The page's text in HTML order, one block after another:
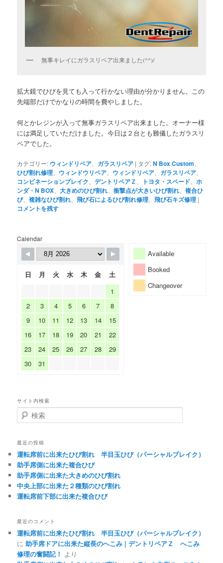
無事キレイにガラスリペア出来ました(^^)/
拡大鏡でひびを見ても入って行かない理由が分かりません。この
先端部だけでかなりの時間を費やしました。
何とかレジンが入って無事ガラスリペア出来ました。オーナー様
には満足していただけました。今日は２台とも難儀したガラスリ
ペアでした。
カテゴリー: ウィンドリペア ガラスリペア | タグ:N Box Custom
ひび割れ修理 ウィンドウリペア ウィンドリペア ガラスリペア
コンビネーションブレイク 、デントリペアＺ トヨタ・スペード 、ホ
ンダ・N BOX 、大きめのひび割れ 、衝撃点が大きいひび割れ 、複合ひ
び、複雑なひび割れ 、飛び石によるひび割れ修理 、飛び石キズ修理 |
コメントを残す
Calendar
Available
Booked
Changeover
日 月 火 水 木 金
土
1
2
3 4 5 6 7
8
9
10 11 12 13 14
15
16
17 18 19 20 21
22
23
24 25 26 27 28
29
30
31
サイト内検索
検
索
最近の投稿
運転席前に出来たひび割れ 半目玉ひび（パーシャルブレイク）
助手席側に出来た複合ひび
助手席側に出来た大きめのひび割れ
中央上部に出来た２種類のひび割れ
運転席前下部に出来た複合ひび
最近のコメント
運転席前に出来たひび割れ 半目玉ひび（パーシャルブレイク）
に 助手席ドアに出来た縦長のへこみ | デントリペアＺ へこみ
修理の奮闘記！ より